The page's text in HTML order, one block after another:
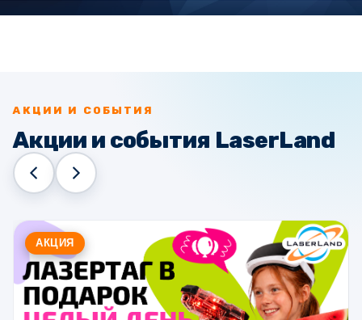
АКЦИИ И СОБЫТИЯ
Акции и события LaserLand
АКЦИЯ